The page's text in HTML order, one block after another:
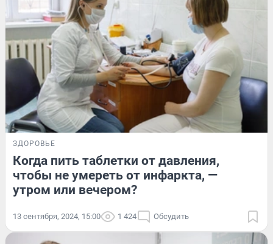
ЗДОРОВЬЕ
Когда пить таблетки от давления,
чтобы не умереть от инфаркта, —
утром или вечером?
13 сентября, 2024, 15:00 1 424 Обсудить